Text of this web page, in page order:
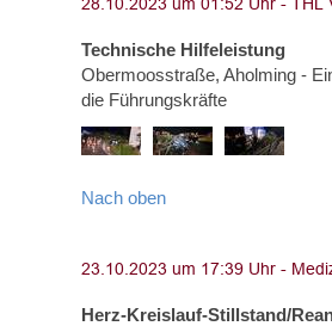
Technische Hilfeleistung
Obermoosstraße, Aholming -
die Führungskräfte
Nach oben
Herz-Kreislauf-Stillstand/